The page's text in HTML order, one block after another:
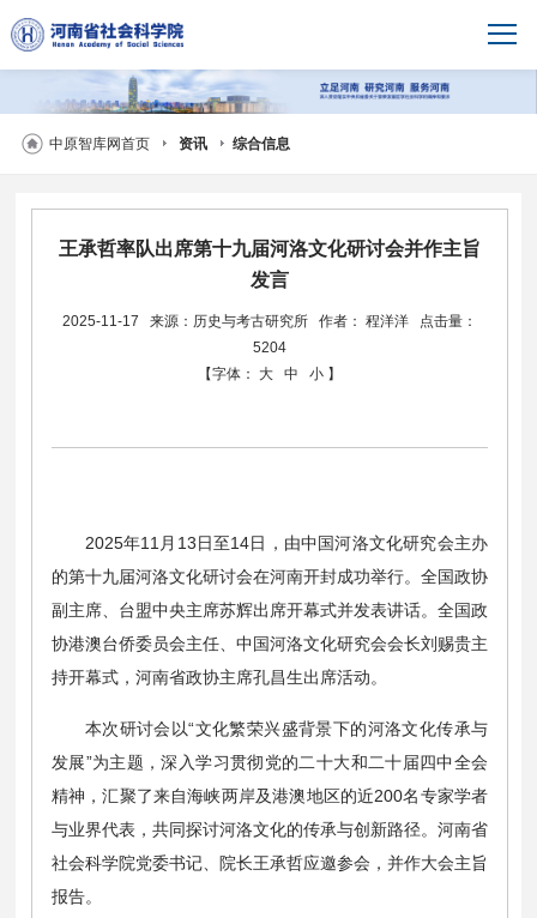
中原智库网首页 资讯 综合信息
王承哲率队出席第十九届河洛文化研讨会并作主旨
发言
2025-11-17 来源：历史与考古研究所 作者： 程洋洋
点击量：
5204
【字体：
大 中 小 】
2025年11月13日至14日，由中国河洛文化研究会主办
的第十九届河洛文化研讨会在河南开封成功举行。全国政协
副主席、台盟中央主席苏辉出席开幕式并发表讲话。全国政
协港澳台侨委员会主任、中国河洛文化研究会会长刘赐贵主
持开幕式，河南省政协主席孔昌生出席活动。
本次研讨会以“文化繁荣兴盛背景下的河洛文化传承与
发展”为主题，深入学习贯彻党的二十大和二十届四中全会
精神，汇聚了来自海峡两岸及港澳地区的近200名专家学者
与业界代表，共同探讨河洛文化的传承与创新路径。河南省
社会科学院党委书记、院长王承哲应邀参会，并作大会主旨
报告。